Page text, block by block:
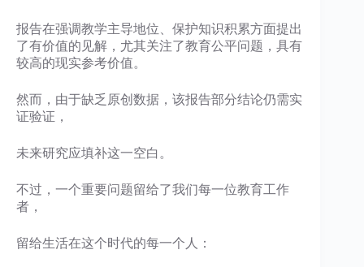
报告在强调教学主导地位、保护知识积累方面提出
了有价值的见解，尤其关注了教育公平问题，具有
较高的现实参考价值。
然而，由于缺乏原创数据，该报告部分结论仍需实
证验证，
未来研究应填补这一空白。
不过，一个重要问题留给了我们每一位教育工作
者，
留给生活在这个时代的每一个人：